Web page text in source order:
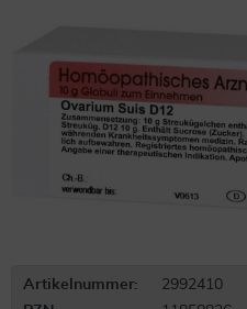
Artikelnummer:
2992410